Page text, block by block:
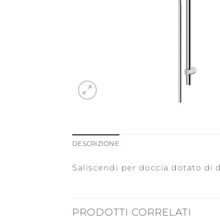
DESCRIZIONE
Saliscendi per doccia dotato di
PRODOTTI CORRELATI